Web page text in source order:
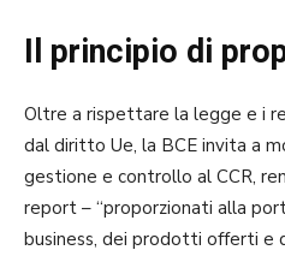
Il principio di
Oltre a rispettare la legge e i
dal diritto Ue, la BCE invita a
gestione e controllo al CCR,
report – “proporzionati alla
business, dei prodotti offerti e